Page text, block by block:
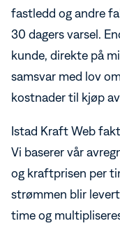
fastledd og andre
30 dagers varsel.
kunde, direkte på
samsvar med lov
kostnader til kjøp
Istad Kraft Web
Vi baserer vår
og kraftprisen per
strømmen blir
time og